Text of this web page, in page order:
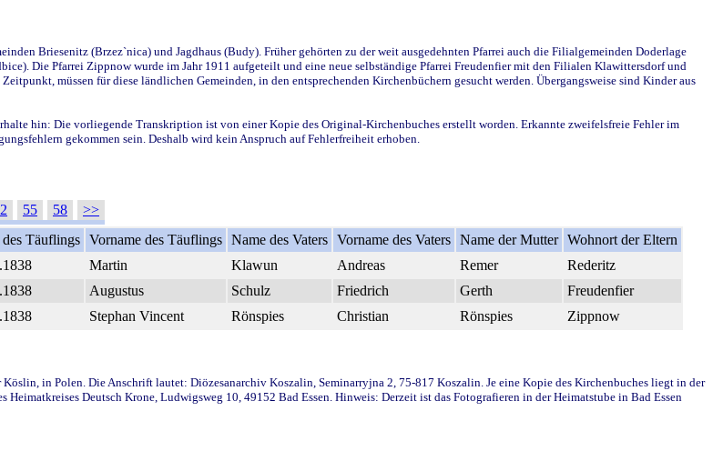
Briesenitz (Brzez`nica) und Jagdhaus (Budy). Früher gehörten zu der weit ausgedehnten Pfarrei auch die Filialgemeinden Doderlage
Die Pfarrei Zippnow wurde im Jahr 1911 aufgeteilt und eine neue selbständige Pfarrei Freudenfier mit den Filialen Klawittersdorf und
müssen für diese ländlichen Gemeinden, in den entsprechenden Kirchenbüchern gesucht werden. Übergangsweise sind Kinder aus
hin: Die vorliegende Transkription ist von einer Kopie des Original-Kirchenbuches erstellt worden. Erkannte zweifelsfreie Fehler im
gekommen sein. Deshalb wird kein Anspruch auf Fehlerfreiheit erhoben.
55 58
>>
Täuflings Vorname des Täuflings Name des Vaters Vorname des Vaters Name der Mutter Wohnort der Eltern
Martin Klawun Andreas Remer
Rederitz
Augustus Schulz Friedrich Gerth
Freudenfier
Stephan Vincent Rönspies Christian Rönspies Zippnow
in Polen. Die Anschrift lautet: Diözesanarchiv Koszalin, Seminarryjna 2, 75-817 Koszalin. Je eine Kopie des Kirchenbuches liegt in der
Deutsch Krone, Ludwigsweg 10, 49152 Bad Essen. Hinweis: Derzeit ist das Fotografieren in der Heimatstube in Bad Essen